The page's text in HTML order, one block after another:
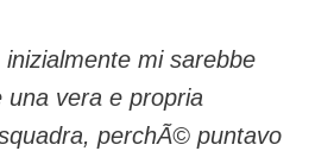
mi sarebbe
una vera e propria
perchÃ© puntavo